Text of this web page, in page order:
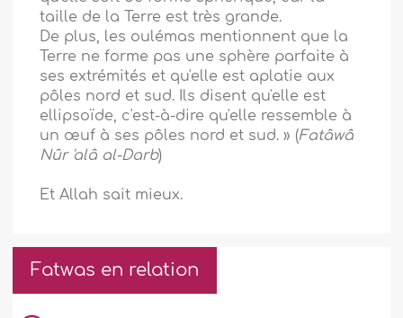
taille de la Terre est très grande.
De plus, les oulémas mentionnent que la
Terre ne forme pas une sphère parfaite à
ses extrémités et qu'elle est aplatie aux
pôles nord et sud. Ils disent qu'elle est
ellipsoïde, c'est-à-dire qu'elle ressemble à
un œuf à ses pôles nord et sud. » (Fatâwâ
Nûr 'alâ al-Darb)
Et Allah sait mieux.
Fatwas en relation